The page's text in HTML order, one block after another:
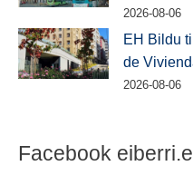
2026-08-06
EH Bildu
de
2026-08-06
Facebook